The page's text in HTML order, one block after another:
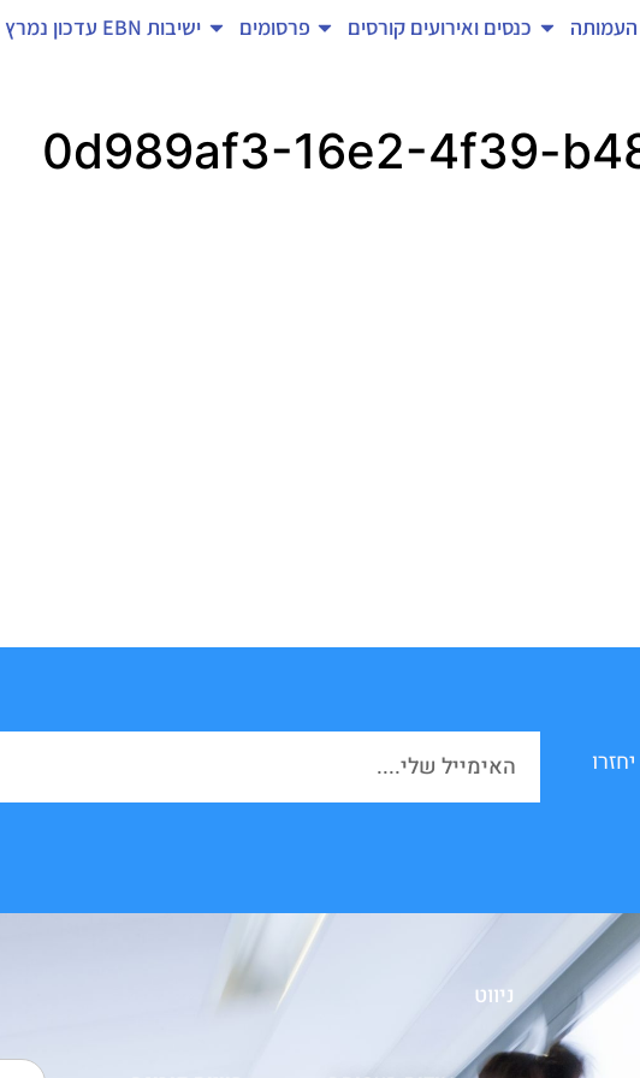
העמותה כנסים ואירועים קורסים פרסומים ישיבות EBN עדכון נמרץ
0d989af3-16e2-4f39-
ניווט